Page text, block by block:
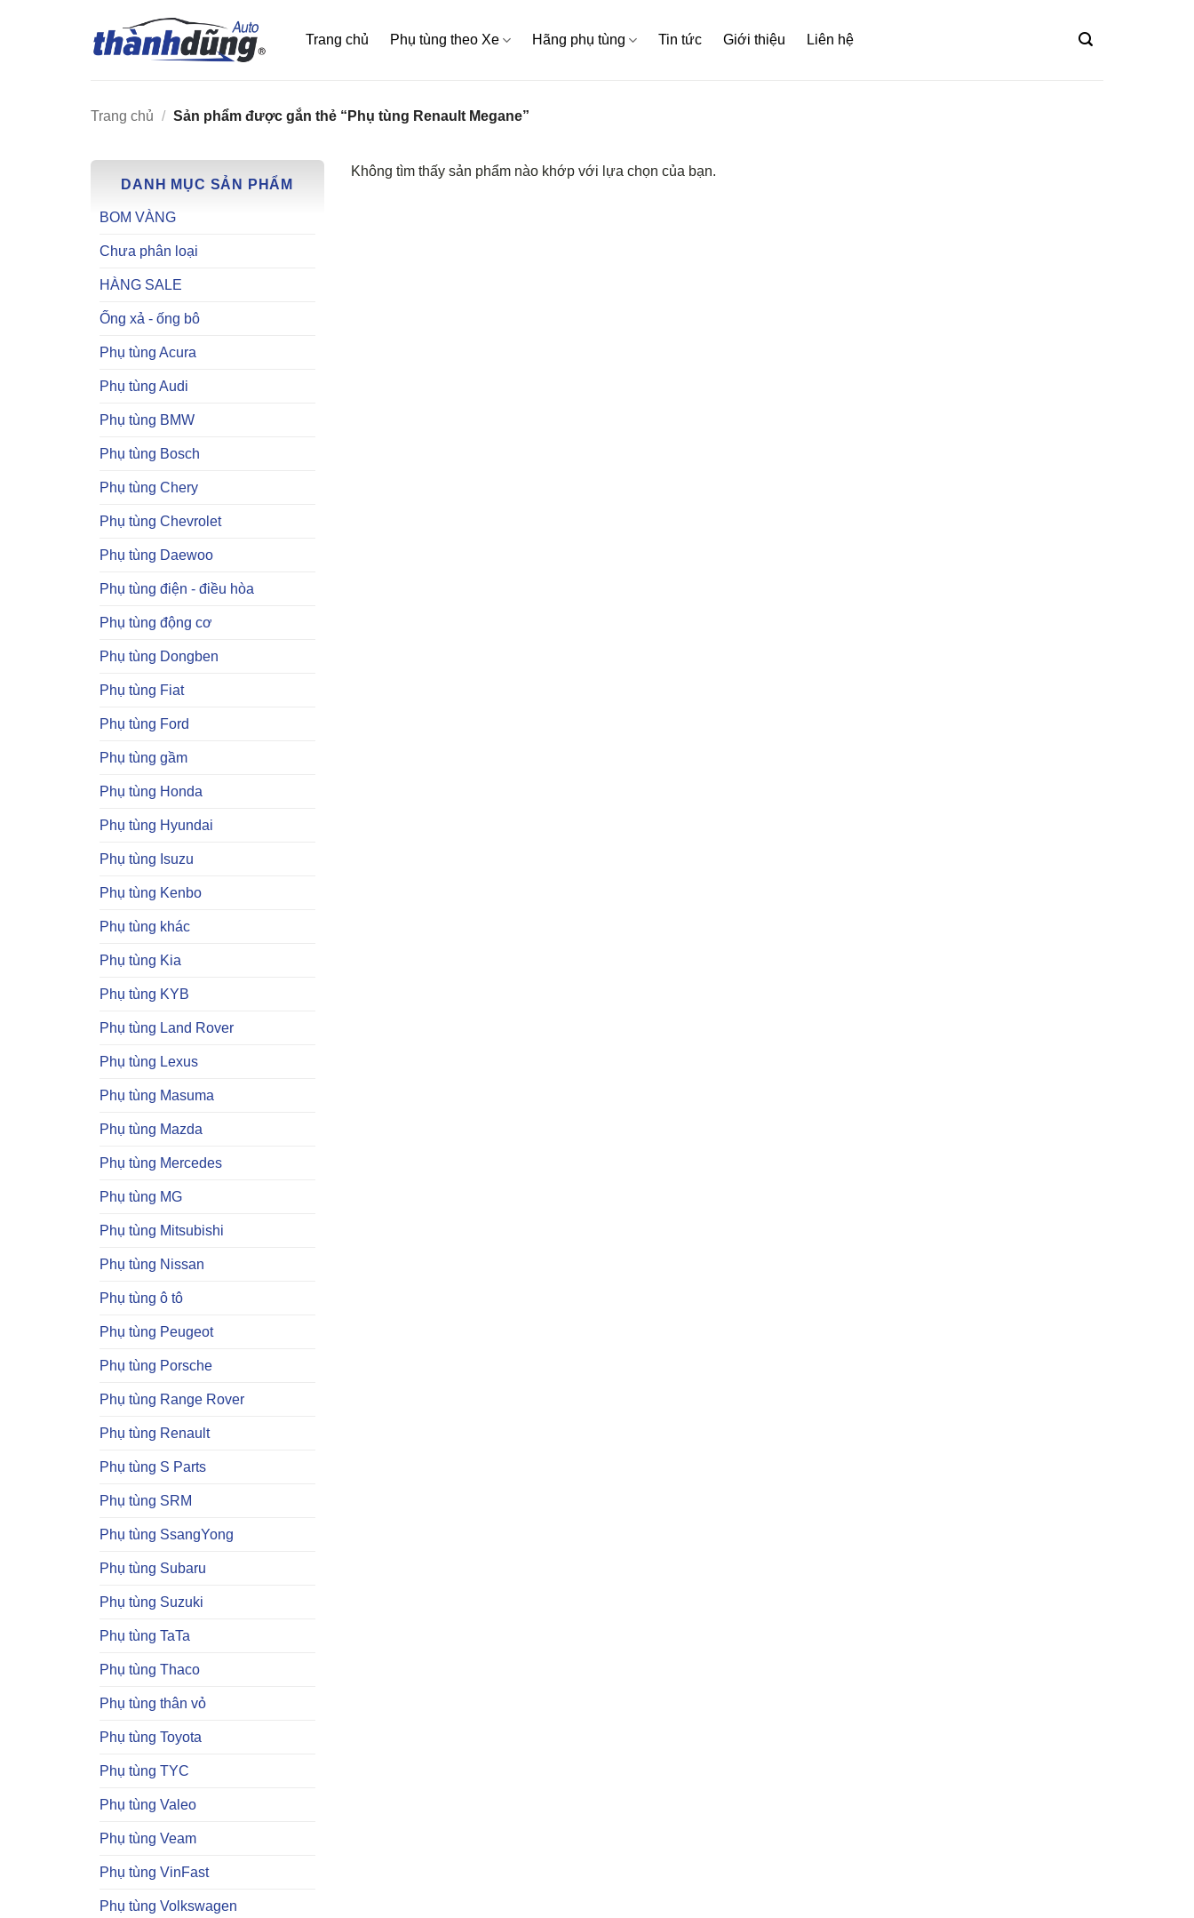
Trang chủ Phụ tùng theo Xe Hãng phụ tùng Tin tức Giới thiệu Liên hệ
Trang chủ / Sản phẩm được gắn thẻ “Phụ tùng Renault Megane”
DANH MỤC SẢN PHẨM
BOM VÀNG
Chưa phân loại
HÀNG SALE
Ống xả - ống bô
Phụ tùng Acura
Phụ tùng Audi
Phụ tùng BMW
Phụ tùng Bosch
Phụ tùng Chery
Phụ tùng Chevrolet
Phụ tùng Daewoo
Phụ tùng điện - điều hòa
Phụ tùng động cơ
Phụ tùng Dongben
Phụ tùng Fiat
Phụ tùng Ford
Phụ tùng gầm
Phụ tùng Honda
Phụ tùng Hyundai
Phụ tùng Isuzu
Phụ tùng Kenbo
Phụ tùng khác
Phụ tùng Kia
Phụ tùng KYB
Phụ tùng Land Rover
Phụ tùng Lexus
Phụ tùng Masuma
Phụ tùng Mazda
Phụ tùng Mercedes
Phụ tùng MG
Phụ tùng Mitsubishi
Phụ tùng Nissan
Phụ tùng ô tô
Phụ tùng Peugeot
Phụ tùng Porsche
Phụ tùng Range Rover
Phụ tùng Renault
Phụ tùng S Parts
Phụ tùng SRM
Phụ tùng SsangYong
Phụ tùng Subaru
Phụ tùng Suzuki
Phụ tùng TaTa
Phụ tùng Thaco
Phụ tùng thân vỏ
Phụ tùng Toyota
Phụ tùng TYC
Phụ tùng Valeo
Phụ tùng Veam
Phụ tùng VinFast
Phụ tùng Volkswagen
Không tìm thấy sản phẩm nào khớp với lựa chọn của bạn.